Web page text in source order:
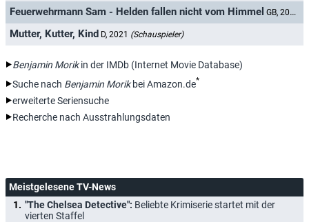
Feuerwehrmann Sam - Helden fallen nicht vom Himmel GB, 2020
Mutter, Kutter, Kind D, 2021 (Schauspieler)
Benjamin Morikin der IMDb (Internet Movie Database)
Suche nach Benjamin Morikbei Amazon.de*
erweiterte Seriensuche
Recherche nach Ausstrahlungsdaten
Meistgelesene TV-News
"The Chelsea Detective": Beliebte Krimiserie startet mit der
vierten Staffel